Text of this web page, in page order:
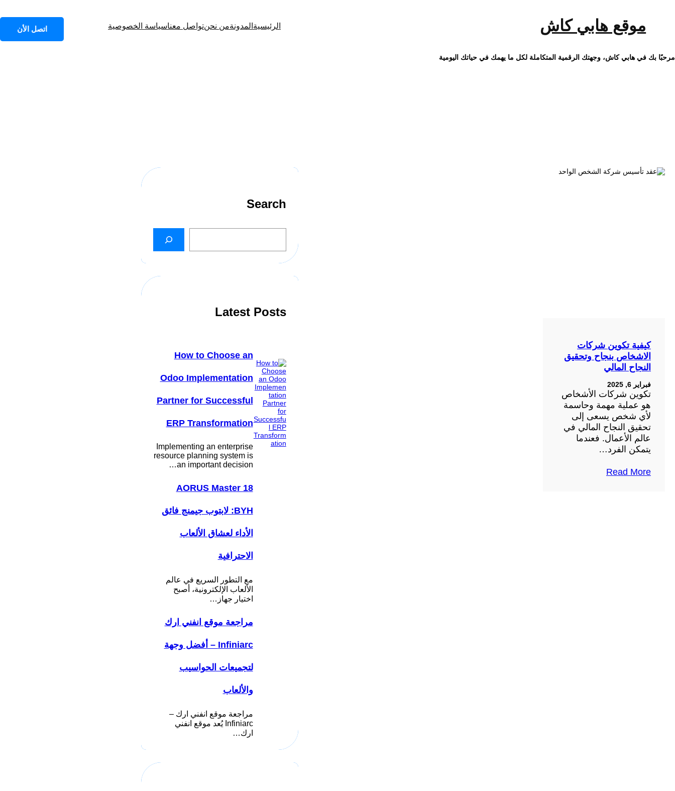
موقع هابي كاش الرئيسية المدونةمن نحنتواصل معناسياسة الخصوصية اتصل الأن
مرحبًا بك في هابي كاش، وجهتك الرقمية المتكاملة لكل ما يهمك في حياتك اليومية
كيفية تكوين شركات
الاشخاص بنجاح وتحقيق
النجاح المالي
فبراير 6, 2025
تكوين شركات الأشخاص
هو عملية مهمة وحاسمة
لأي شخص يسعى إلى
تحقيق النجاح المالي في
عالم الأعمال. فعندما
يتمكن الفرد…
Read More
Search
c
Latest Posts
How to Choose an
Odoo Implementation
Partner for Successful
ERP Transformation
Implementing an enterprise
resource planning system is
an important decision…
AORUS Master 18
BYH: لابتوب جيمنج فائق
الأداء لعشاق الألعاب
الاحترافية
مع التطور السريع في عالم
الألعاب الإلكترونية، أصبح
اختيار جهاز…
مراجعة موقع انفني ارك
Infiniarc – أفضل وجهة
لتجميعات الحواسيب
والألعاب
مراجعة موقع انفني ارك –
Infiniarc يُعد موقع انفني
ارك…